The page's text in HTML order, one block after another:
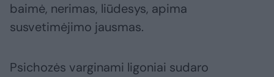
baimė, nerimas, liūdesys, apima
susvetimėjimo jausmas.
Psichozės varginami ligoniai sudaro